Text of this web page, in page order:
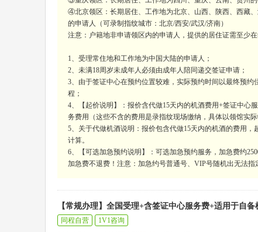
④北京领区：长期居住、工作地为北京、山西、陕西、西藏
的申请人（可录制指纹城市：北京/西安/武汉/济南）
注意：户籍地非申请领区内的申请人，提供的居住证需至少
1、受理常住地和工作地为中国大陆的申请人；
2、未满18周岁未成年人必须由成年人陪同递交签证申请；
3、由于签证中心在预约位置较难，实际预约时间以最终预
程；
4、【起价说明】：报价含代做15天内的机酒费用+签证中心
务费用（这些不含的费用是录指纹现场缴纳，具体以领馆实际
5、关于代做机酒说明：报价包含代做15天内的机酒的费用，
计算。
6、【可选加急预约说明】：可选加急预约服务，加急费约
加急费不退费！注意：加急约号普通号、VIP号随机出无法
【常规办理】全国受理+含签证中心服务费+适用于自备
同程自营
1V1咨询